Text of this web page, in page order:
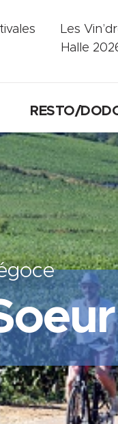
Les
Halle
RESTO/